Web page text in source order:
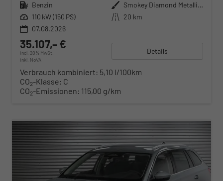
Kraftstoff Benzin Außenfarbe
Smokey Diamond Metallic ()
Leistung 110 kW (150 PS) Kilometerstand 20 km
07.08.2026
35.107,– €
incl. 20% MwSt.
inkl. NoVA
Details
Verbrauch kombiniert: 5,10 l/100km
CO2-Klasse: C
CO2-Emissionen: 115,00 g/km